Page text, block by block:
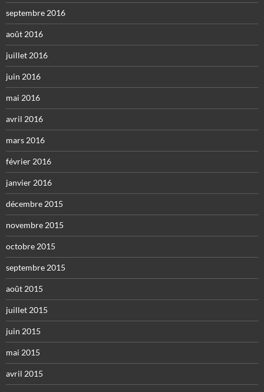
septembre 2016
août 2016
juillet 2016
juin 2016
mai 2016
avril 2016
mars 2016
février 2016
janvier 2016
décembre 2015
novembre 2015
octobre 2015
septembre 2015
août 2015
juillet 2015
juin 2015
mai 2015
avril 2015